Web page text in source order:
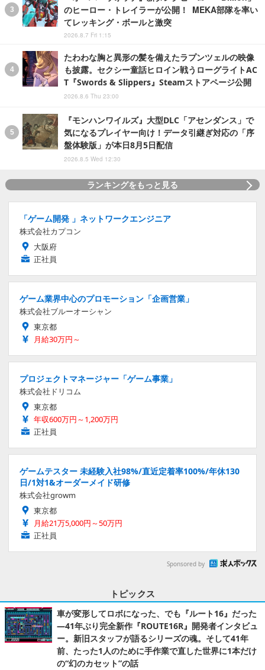
のヒーロー・トレイラーが公開！ MEKA部隊を率い
てレッキング・ボールと激突
2026.8.7 Fri 1:15
たわわな胸と異形の髪を備えたラプンツェルの映像
も披露。セクシー童話ヒロイン戦うローグライトAC
T『Swords & Slippers』Steamストアページ公開
2026.8.6 Thu 23:00
『モンハンワイルズ』大型DLC「アセンダンス」で
気になるプレイヤー向け！データ引継ぎ対応の「序
盤体験版」が本日8月5日配信
2026.8.5 Wed 12:30
ランキングをもっと見る
「ゲーム開発 」ネットワークエンジニア
株式会社カプコン
大阪府
正社員
ゲーム業界中心のプロモーション「企画営業」
株式会社ブルーオーシャン
東京都
月給30万円～
プロジェクトマネージャー「ゲーム事業」
株式会社ドリコム
東京都
年収600万円～1,200万円
正社員
ゲームテスター 未経験入社98%/直近定着率100%/年休130
日/1対1&オーダーメイド研修
株式会社growm
東京都
月給21万5,000円～50万円
正社員
Sponsored by
トピックス
車が変形してロボになった、でも『ルート16』だった
―41年ぶり完全新作『ROUTE16R』開発者インタビュ
ー。新旧スタッフが語るシリーズの魂。そして41年
前、たった1人のために手作業で直した世界に1本だけ
の“幻のカセット”の話